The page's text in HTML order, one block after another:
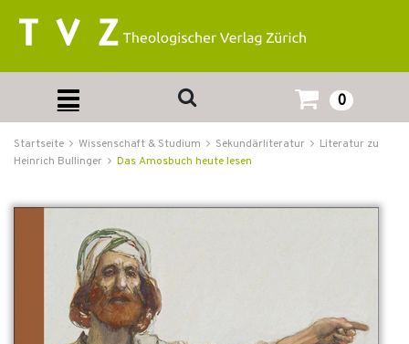
0
Startseite Wissenschaft & Studium Sekundärliteratur
Literatur zu
Heinrich Bullinger
Das Amosbuch heute lesen